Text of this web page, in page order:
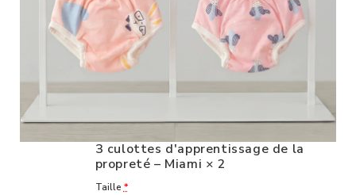
3 culottes d'apprentissage de la
propreté – Miami × 2
Taille*